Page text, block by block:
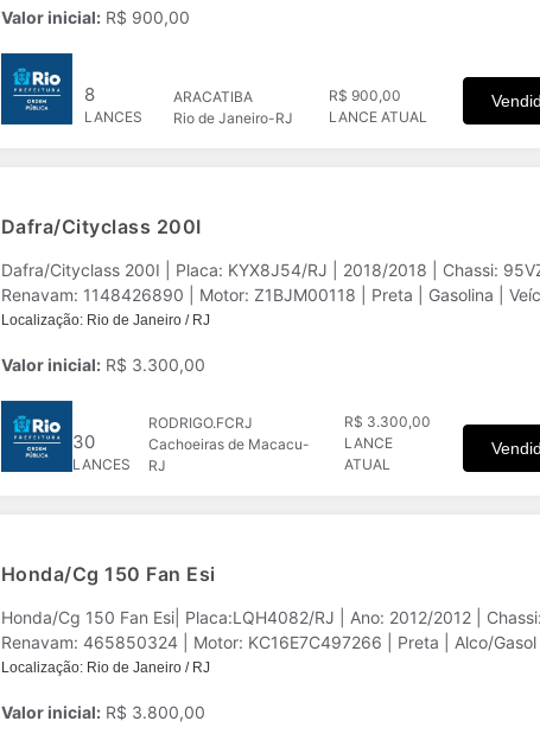
Valor inicial: R$ 900,00
8
LANCES
ARACATIBA
Rio de Janeiro-RJ
R$ 900,00
LANCE ATUAL
Dafra/Cityclass 200I
Dafra/Cityclass 200I | Placa: KYX8J54/RJ | 2018/2018 | Chassi:
Renavam: 1148426890 | Motor: Z1BJM00118 | Preta | Gasolina |
Localização: Rio de Janeiro / RJ
Valor inicial: R$ 3.300,00
30
LANCES
RODRIGO.FCRJ
Cachoeiras de Macacu-
RJ
R$ 3.300,00
LANCE
ATUAL
Honda/Cg 150 Fan Esi
Honda/Cg 150 Fan Esi| Placa:LQH4082/RJ | Ano: 2012/2012 |
Renavam: 465850324 | Motor: KC16E7C497266 | Preta | Alco/
Localização: Rio de Janeiro / RJ
Valor inicial: R$ 3.800,00